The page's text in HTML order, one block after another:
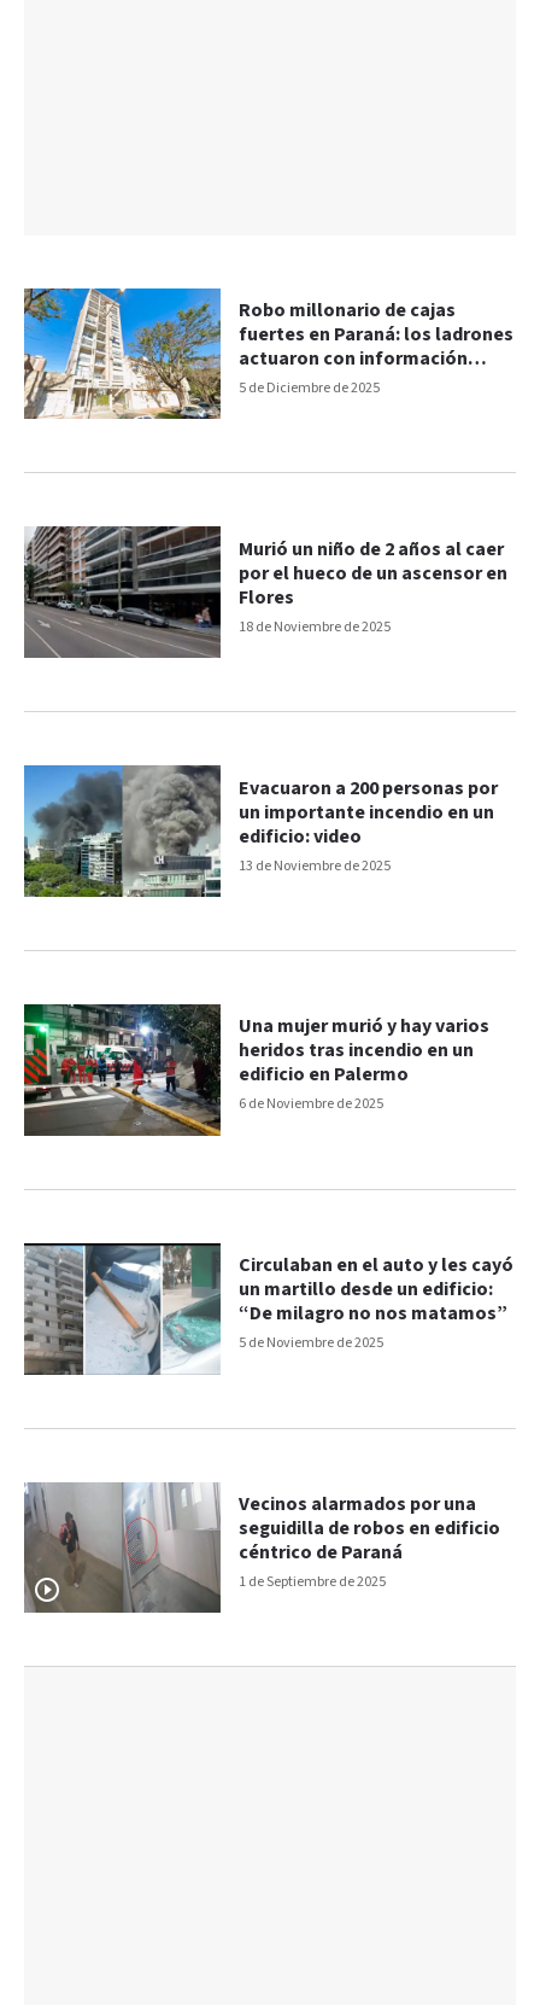
5 de Diciembre de 2025
Robo millonario de cajas
fuertes en Paraná: los ladrones
actuaron con información
precisa
18 de Noviembre de 2025
Murió un niño de 2 años al caer
por el hueco de un ascensor en
Flores
13 de Noviembre de 2025
Evacuaron a 200 personas por
un importante incendio en un
edificio: video
6 de Noviembre de 2025
Una mujer murió y hay varios
heridos tras incendio en un
edificio en Palermo
5 de Noviembre de 2025
Circulaban en el auto y les cayó
un martillo desde un edificio:
“De milagro no nos matamos”
1 de Septiembre de 2025
Vecinos alarmados por una
seguidilla de robos en edificio
céntrico de Paraná